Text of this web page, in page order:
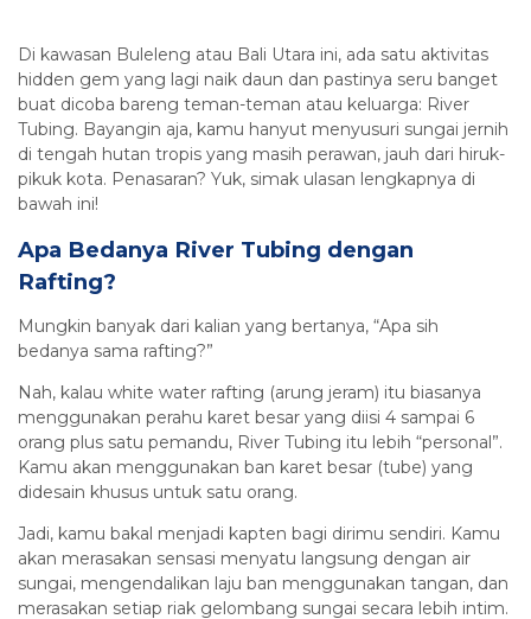
Di kawasan Buleleng atau Bali Utara ini, ada satu aktivitas
hidden gem yang lagi naik daun dan pastinya seru banget
buat dicoba bareng teman-teman atau keluarga: River
Tubing. Bayangin aja, kamu hanyut menyusuri sungai jernih
di tengah hutan tropis yang masih perawan, jauh dari hiruk-
pikuk kota. Penasaran? Yuk, simak ulasan lengkapnya di
bawah ini!
Apa Bedanya River Tubing dengan
Rafting?
Mungkin banyak dari kalian yang bertanya, “Apa sih
bedanya sama rafting?”
Nah, kalau white water rafting (arung jeram) itu biasanya
menggunakan perahu karet besar yang diisi 4 sampai 6
orang plus satu pemandu, River Tubing itu lebih “personal”.
Kamu akan menggunakan ban karet besar (tube) yang
didesain khusus untuk satu orang.
Jadi, kamu bakal menjadi kapten bagi dirimu sendiri. Kamu
akan merasakan sensasi menyatu langsung dengan air
sungai, mengendalikan laju ban menggunakan tangan, dan
merasakan setiap riak gelombang sungai secara lebih intim.